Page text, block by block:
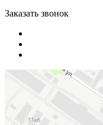
Заказать звонок